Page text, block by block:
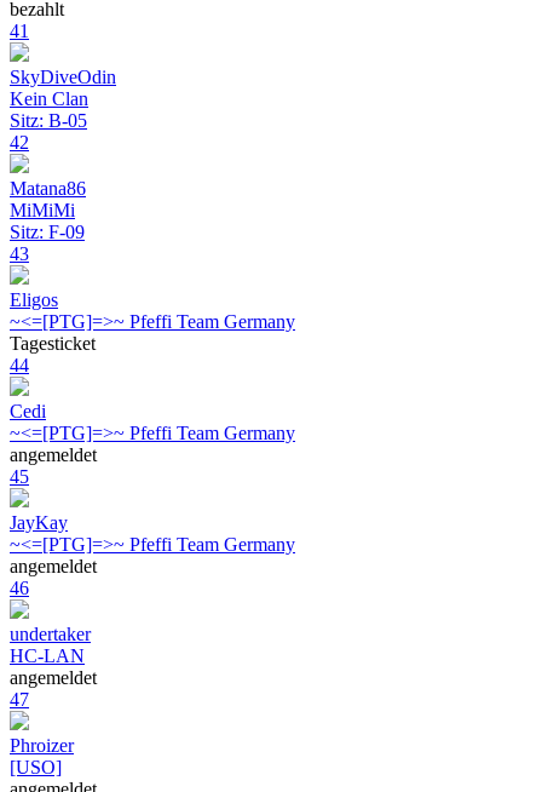
bezahlt
41
SkyDiveOdin
Kein Clan
Sitz: B-05
42
Matana86
MiMiMi
Sitz: F-09
43
Eligos
~<=[PTG]=>~ Pfeffi Team Germany
Tagesticket
44
Cedi
~<=[PTG]=>~ Pfeffi Team Germany
angemeldet
45
JayKay
~<=[PTG]=>~ Pfeffi Team Germany
angemeldet
46
undertaker
HC-LAN
angemeldet
47
Phroizer
[USO]